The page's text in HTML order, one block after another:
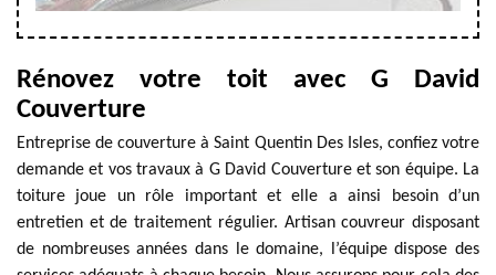
Rénovez votre toit avec G David
Couverture
Entreprise de couverture à Saint Quentin Des Isles, confiez votre
demande et vos travaux à G David Couverture et son équipe. La
toiture joue un rôle important et elle a ainsi besoin d’un
entretien et de traitement régulier. Artisan couvreur disposant
de nombreuses années dans le domaine, l’équipe dispose des